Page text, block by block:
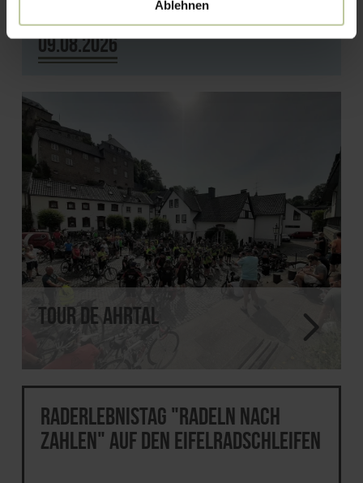
Ablehnen
09.08.2026
Tour de Ahrtal
Raderlebnistag "Radeln nach
Zahlen" auf den EifelRadSchleifen